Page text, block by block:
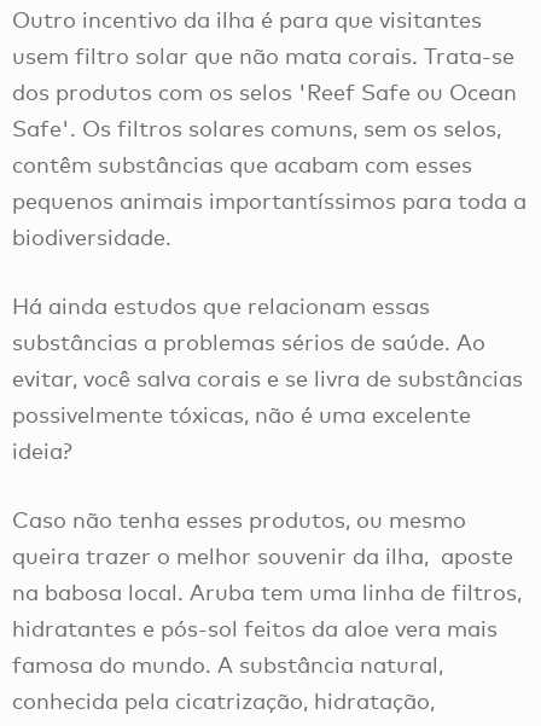
Outro incentivo da ilha é para que visitantes
usem filtro solar que não mata corais. Trata-se
dos produtos com os selos 'Reef Safe ou Ocean
Safe'. Os filtros solares comuns, sem os selos,
contêm substâncias que acabam com esses
pequenos animais importantíssimos para toda a
biodiversidade.
Há ainda estudos que relacionam essas
substâncias a problemas sérios de saúde. Ao
evitar, você salva corais e se livra de substâncias
possivelmente tóxicas, não é uma excelente
ideia?
Caso não tenha esses produtos, ou mesmo
queira trazer o melhor souvenir da ilha, aposte
na babosa local. Aruba tem uma linha de filtros,
hidratantes e pós-sol feitos da aloe vera mais
famosa do mundo. A substância natural,
conhecida pela cicatrização, hidratação,